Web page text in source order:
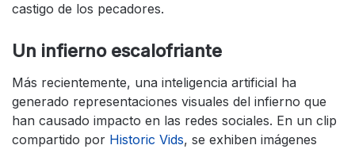
castigo de los pecadores.
Un infierno escalofriante
Más recientemente, una inteligencia artificial ha
generado representaciones visuales del infierno que
han causado impacto en las redes sociales. En un clip
compartido por Historic Vids, se exhiben imágenes